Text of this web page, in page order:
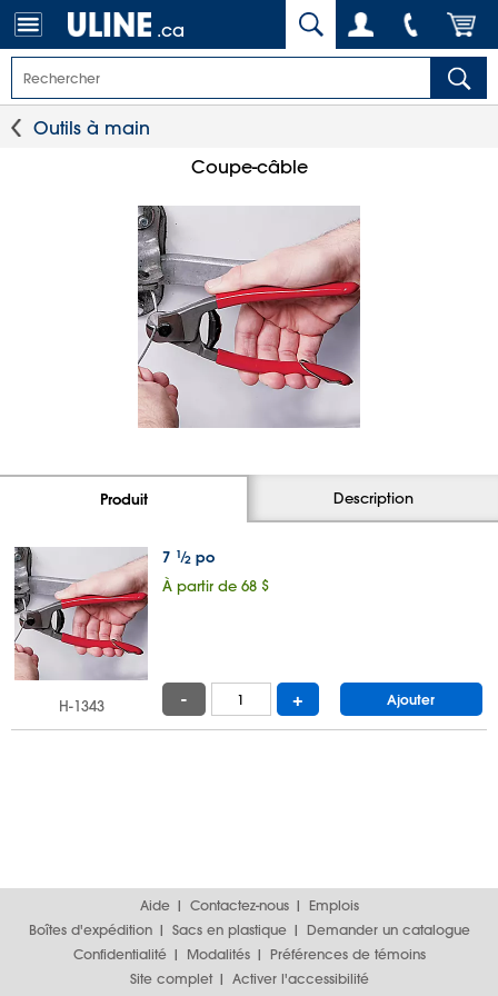
.ca
Outils à main
Coupe-câble
Produit Description
7 1⁄2 po
À partir de 68 $
H-1343 - + Ajouter
Aide Contactez-nous
Emplois
Boîtes d'expédition
Sacs en plastique
Demander un catalogue
Confidentialité
Modalités
Préférences de témoins
Site complet
Activer l'accessibilité